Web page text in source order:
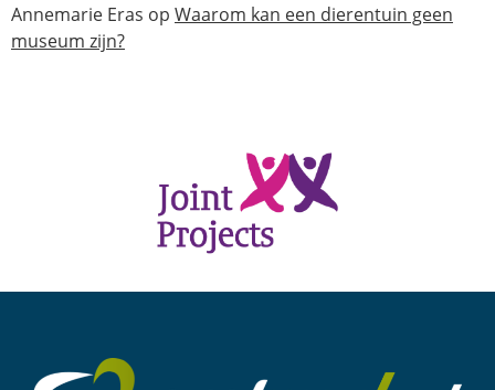
Annemarie Eras op Waarom kan een dierentuin geen
museum zijn?